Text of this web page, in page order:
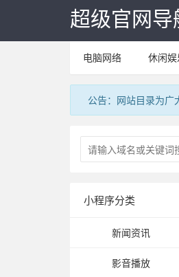
超级官网导
电脑网络 休闲娱
公告：网站目录为广
小程序分类
新闻资讯
影音播放